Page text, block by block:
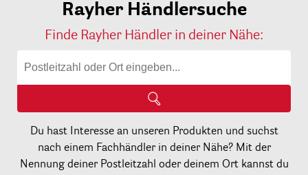
Rayher Händlersuche
Finde Rayher Händler in deiner Nähe:
Du hast Interesse an unseren Produkten und suchst
nach einem Fachhändler in deiner Nähe? Mit der
Nennung deiner Postleitzahl oder deinem Ort kannst du